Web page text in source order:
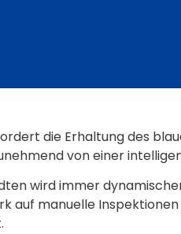
die Erhaltung des
von einer
wird immer
auf manuelle